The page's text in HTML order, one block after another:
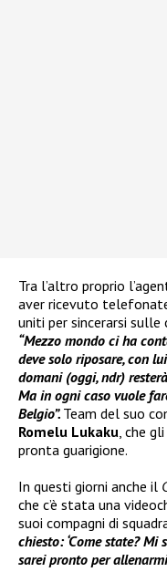
Tra l’altro proprio
aver ricevuto
uniti per sincerarsi sulle
“Mezzo mondo ci ha
deve solo riposare, con
domani (oggi, ndr)
Ma in ogni caso vuole
Belgio”. Team del suo
Romelu Lukaku, che
pronta guarigione.
In questi giorni anche il
che c’è stata una
suoi compagni di
chiesto: ‘Come state?
sarei pronto per